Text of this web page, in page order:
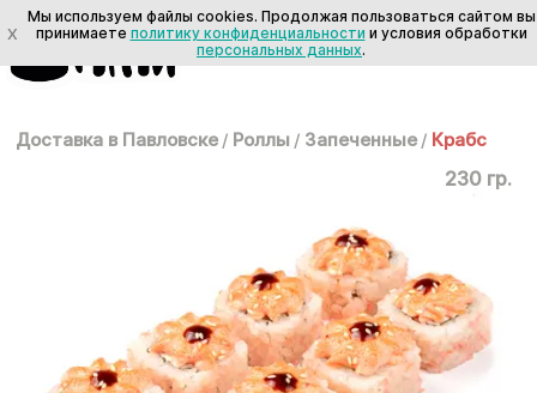
Доставка в Павловске / Роллы / Запеченные / Крабс
230 гр.
X
Мы используем файлы cookies. Продолжая пользоваться сайтом вы
принимаете политику конфиденциальности и условия обработки
персональных данных.